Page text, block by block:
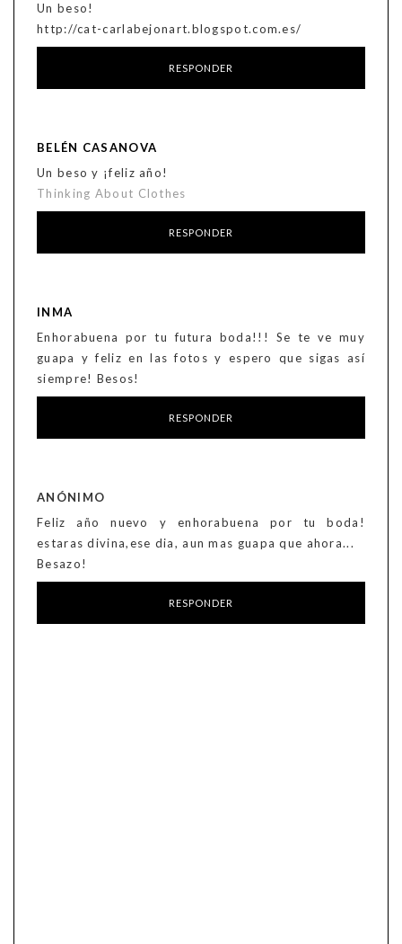
Un beso!
http://cat-carlabejonart.blogspot.com.es/
RESPONDER
BELÉN CASANOVA
Un beso y ¡feliz año!
Thinking About Clothes
RESPONDER
INMA
Enhorabuena por tu futura boda!!! Se te ve muy
guapa y feliz en las fotos y espero que sigas así
siempre! Besos!
RESPONDER
ANÓNIMO
Feliz año nuevo y enhorabuena por tu boda!
estaras divina,ese dia, aun mas guapa que ahora...
Besazo!
RESPONDER